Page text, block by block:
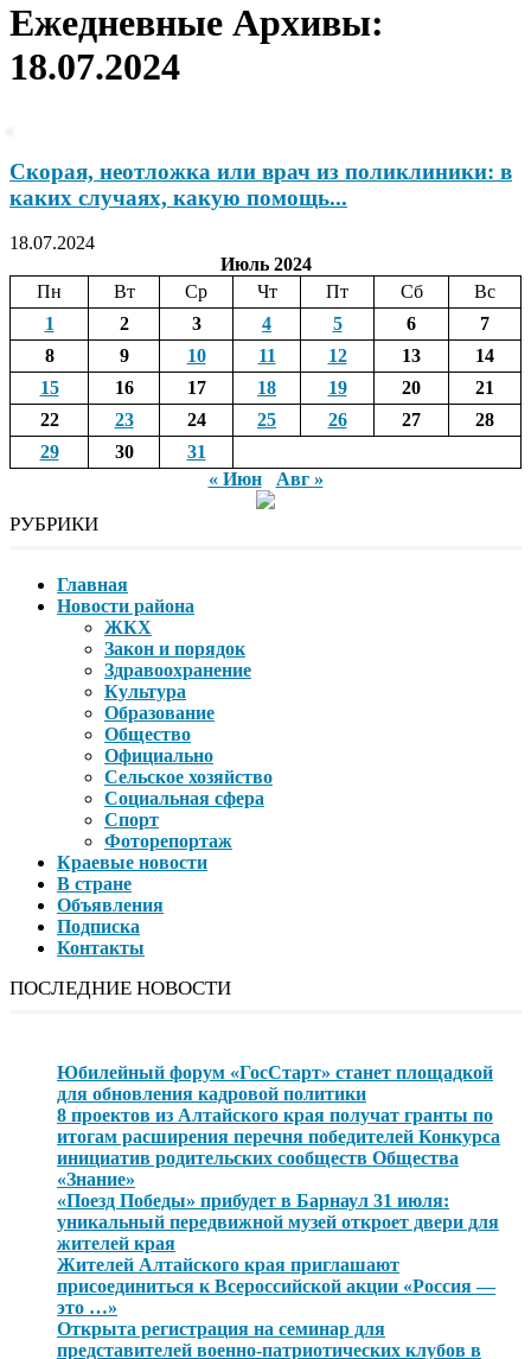
Ежедневные Архивы:
18.07.2024
Скорая, неотложка или врач из поликлиники: в
каких случаях, какую помощь...
18.07.2024
Июль 2024
Пн
Вт Ср Чт Пт Сб
Вс
1
2 3 4 5 6
7
8
9 10 11 12 13
14
15
16 17 18 19 20
21
22
23 24 25 26 27
28
29
30
31
« Июн
Авг »
РУБРИКИ
Главная
Новости района
ЖКХ
Закон и порядок
Здравоохранение
Культура
Образование
Общество
Официально
Сельское хозяйство
Социальная сфера
Спорт
Фоторепортаж
Краевые новости
В стране
Объявления
Подписка
Контакты
ПОСЛЕДНИЕ НОВОСТИ
Юбилейный форум «ГосСтарт» станет площадкой
для обновления кадровой политики
8 проектов из Алтайского края получат гранты по
итогам расширения перечня победителей Конкурса
инициатив родительских сообществ Общества
«Знание»
«Поезд Победы» прибудет в Барнаул 31 июля:
уникальный передвижной музей откроет двери для
жителей края
Жителей Алтайского края приглашают
присоединиться к Всероссийской акции «Россия —
это …»
Открыта регистрация на семинар для
представителей военно-патриотических клубов в